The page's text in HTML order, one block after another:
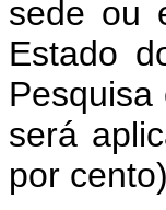
sede ou
Estado
será
por